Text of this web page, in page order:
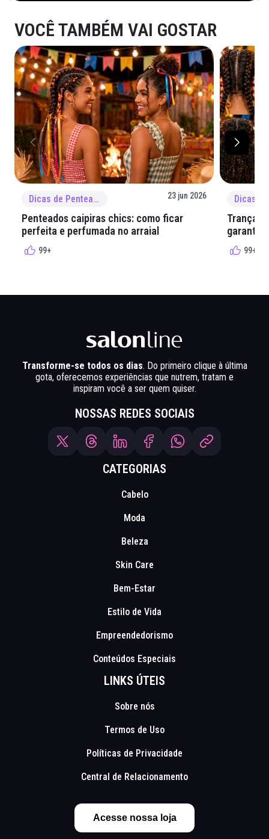
VOCÊ TAMBÉM VAI GOSTAR
Dicas de Penteado 23 jun 2026
Penteados caipiras chics: como ficar
perfeita e perfumada no arraial
99+
Tranças
garantir
99+
Transforme-se todos os dias. Do primeiro clique à última
gota, oferecemos experiências que nutrem, tratam e
inspiram você a ser quem quiser.
NOSSAS REDES SOCIAIS
CATEGORIAS
Cabelo
Moda
Beleza
Skin Care
Bem-Estar
Estilo de Vida
Empreendedorismo
Conteúdos Especiais
LINKS ÚTEIS
Sobre nós
Termos de Uso
Políticas de Privacidade
Central de Relacionamento
Acesse nossa loja